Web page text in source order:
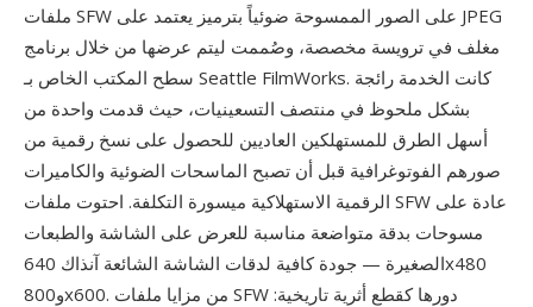
ملفات SFW على الصور الممسوحة ضوئياً بترميز يعتمد على JPEG
مغلف في ترويسة مخصصة، وصُممت ليتم عرضها من خلال برنامج
سطح المكتب الخاص بـ Seattle FilmWorks. كانت الخدمة رائجة
بشكل ملحوظ في منتصف التسعينيات، حيث قدمت واحدة من
أسهل الطرق للمستهلكين العاديين للحصول على نسخ رقمية من
صورهم الفوتوغرافية قبل أن تصبح الماسحات الضوئية والكاميرات
الرقمية الاستهلاكية ميسورة التكلفة. احتوت ملفات SFW عادة على
مسوحات بدقة متواضعة مناسبة للعرض على الشاشة والطبعات
الصغيرة — جودة كافية لدقات الشاشة الشائعة آنذاك 640x480
و800x600. من مزايا ملفات SFW دورها كقطع أثرية تاريخية: